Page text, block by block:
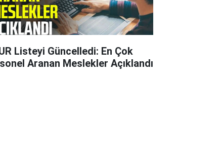
Listeyi Güncelledi: En Çok
Aranan Meslekler Açıklandı